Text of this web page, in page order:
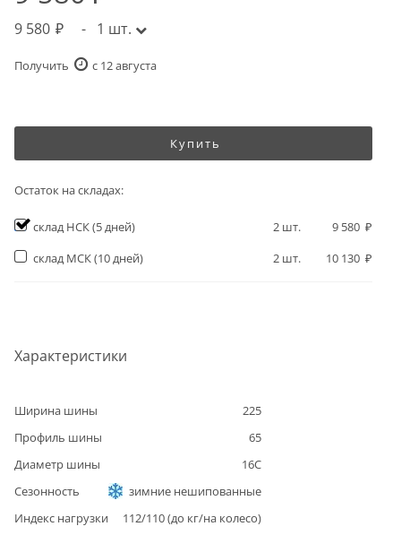
Характеристики
Ширина шины
225
Профиль шины
65
Диаметр шины
16C
Сезонность
зимние нешипованные
Индекс нагрузки
112/110(до кг/на колесо)
9 580 - 1 шт.
Получить c 12 августа
Купить
Остаток на складах:
склад НСК(5 дней) 2 шт.
9 580
склад МСК(10 дней) 2 шт. 10 130